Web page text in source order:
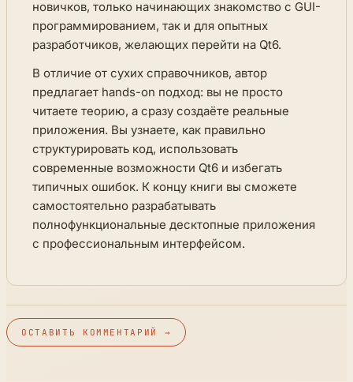
новичков, только начинающих знакомство с GUI-
программированием, так и для опытных
разработчиков, желающих перейти на Qt6.
В отличие от сухих справочников, автор
предлагает hands-on подход: вы не просто
читаете теорию, а сразу создаёте реальные
приложения. Вы узнаете, как правильно
структурировать код, использовать
современные возможности Qt6 и избегать
типичных ошибок. К концу книги вы сможете
самостоятельно разрабатывать
полнофункциональные десктопные приложения
с профессиональным интерфейсом.
ОСТАВИТЬ КОММЕНТАРИЙ →